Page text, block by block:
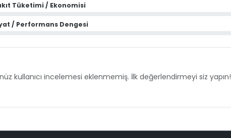
Tüketimi / Ekonomisi
/ Performans Dengesi
kullanıcı incelemesi eklenmemiş. İlk değerlendirmeyi siz yapın!